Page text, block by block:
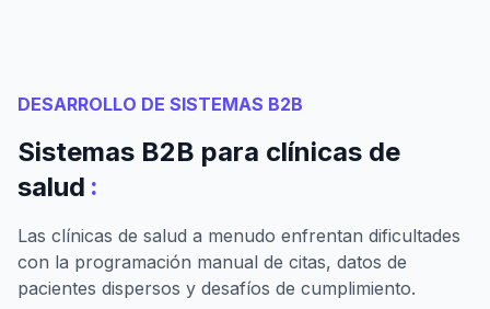
DESARROLLO DE SISTEMAS B2B
Sistemas B2B para clínicas de
salud :
Las clínicas de salud a menudo enfrentan dificultades
con la programación manual de citas, datos de
pacientes dispersos y desafíos de cumplimiento.